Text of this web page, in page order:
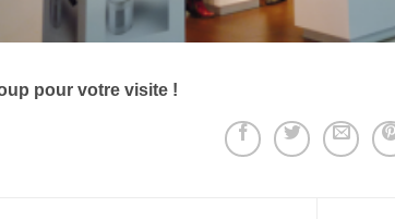
pour votre visite !